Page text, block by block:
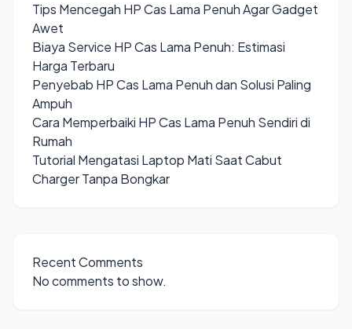
Tips Mencegah HP Cas Lama Penuh Agar Gadget
Awet
Biaya Service HP Cas Lama Penuh: Estimasi
Harga Terbaru
Penyebab HP Cas Lama Penuh dan Solusi Paling
Ampuh
Cara Memperbaiki HP Cas Lama Penuh Sendiri di
Rumah
Tutorial Mengatasi Laptop Mati Saat Cabut
Charger Tanpa Bongkar
Recent Comments
No comments to show.